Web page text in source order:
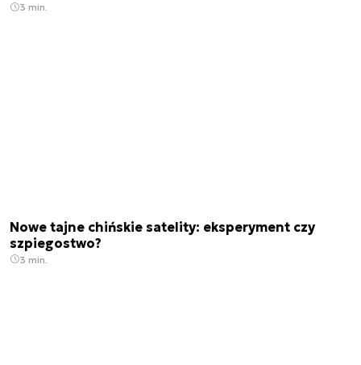
3 min.
Nowe tajne chińskie satelity: eksperyment czy
szpiegostwo?
3 min.